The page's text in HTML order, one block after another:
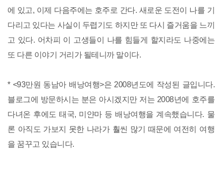
에 있고, 이제 다음주에는 호주로 간다. 새로운 도전이 나를 기
다리고 있다는 사실이 두렵기도 하지만 또 다시 즐거움을 느끼
고 있다. 어차피 이 고생들이 나를 힘들게 할지라도 나중에는
또 다른 이야기 거리가 될테니까 말이다.
* <93만원 동남아 배낭여행>은 2008년도에 작성된 글입니다.
블로그에 방문하시는 분은 아시겠지만 저는 2008년에 호주를
다녀온 후에도 태국, 미얀마 등 배낭여행을 계속했습니다. 물
론 아직도 가보지 못한 나라가 훨씬 많기 때문에 여전히 여행
을 꿈꾸고 있습니다.